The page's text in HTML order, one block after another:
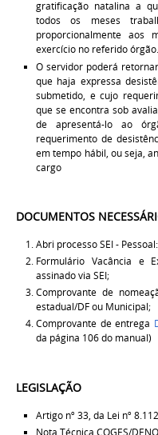
gratificação natalina a
todos os meses
proporcionalmente
exercício no referido órgão.
O servidor poderá
que haja expressa
submetido, e cujo
que se encontra sob
de apresentá-lo ao
requerimento de
em tempo hábil, ou seja,
cargo
DOCUMENTOS
Abri processo SEI -
Formulário Vacância e
assinado via SEI;
Comprovante de
estadual/DF ou Municipal;
Comprovante de entrega
da página 106 do manual)
LEGISLAÇÃO
Artigo nº 33, da Lei nº
Nota Técnica COGES/